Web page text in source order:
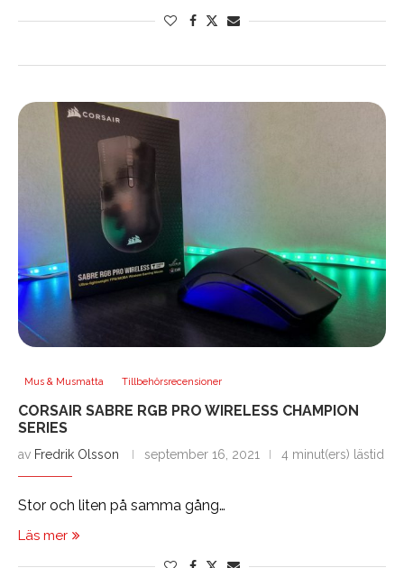
Mus & Musmatta Tillbehörsrecensioner
CORSAIR SABRE RGB PRO WIRELESS CHAMPION
SERIES
av Fredrik Olsson september 16, 2021 4 minut(ers) lästid
Stor och liten på samma gång…
Läs mer